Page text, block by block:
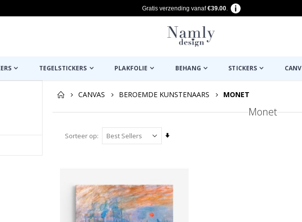
Gratis verzending vanaf€39.00.
TEGELSTICKERS PLAKFOLIE BEHANG STICKERS
CANVAS BEROEMDE KUNSTENAARS MONET
Monet
Sorteer op
Van
sorteren